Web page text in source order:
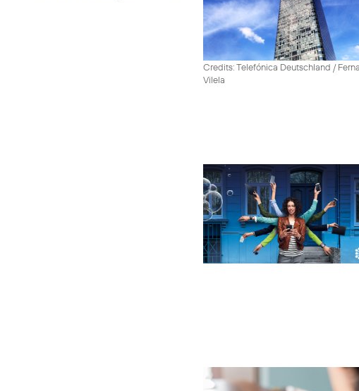
Credits: Telefónica Deutschland /
Vilela